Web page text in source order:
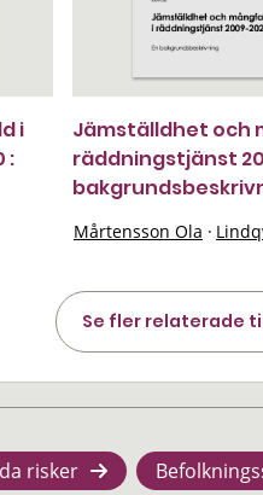
i
:
Jämställdhet och
räddningstjänst
Mårtensson Ola ·
Se fler relaterade
risker